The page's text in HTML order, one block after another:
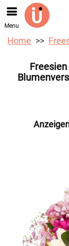
Bestellungen
entgegen. Der
Menu
Home